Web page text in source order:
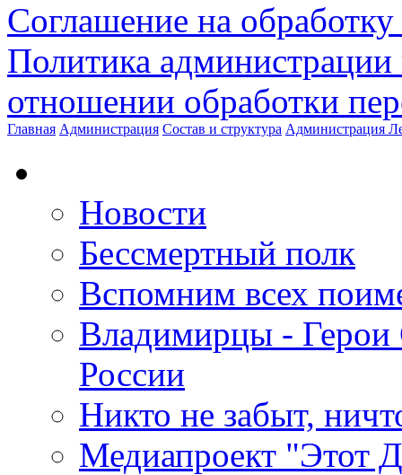
Соглашение на
Политика
отношении обработки
Главная Администрация Состав и структура Администрация
Новости
Бессмертный полк
Вспомним всех
Владимирцы - Герои
России
Никто не забыт,
Медиапроект "Этот